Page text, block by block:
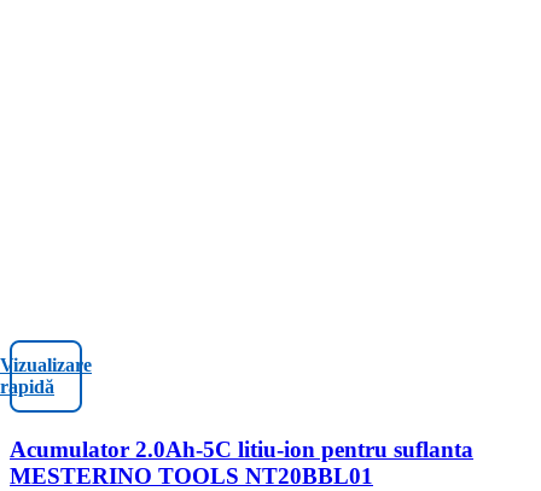
Vizualizare
rapidă
Acumulator 2.0Ah-5C litiu-ion pentru suflanta
MESTERINO TOOLS NT20BBL01